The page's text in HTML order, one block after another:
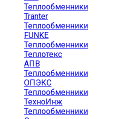
Теплообменники
Tranter
Теплообменники
FUNKE
Теплообменники
Теплотекс
АПВ
Теплообменники
ОПЭКС
Теплообменники
ТехноИнж
Теплообменники